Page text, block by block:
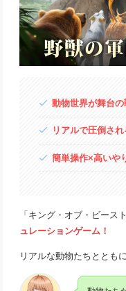
動物世界が舞台
リアルで圧倒さ
簡単操作×高いや
「キング・オブ・ビース
ュレーションゲーム！
リアルな動物たちととも